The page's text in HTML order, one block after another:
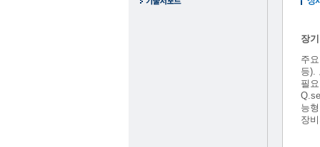
장
주
등).
필
능
장